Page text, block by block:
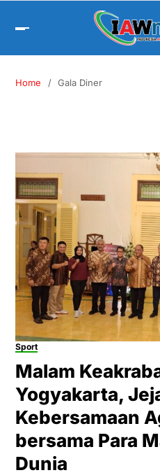
Home Gala Diner
Sport
Malam
Yogyakarta,
Kebersamaan
bersama Para
Dunia